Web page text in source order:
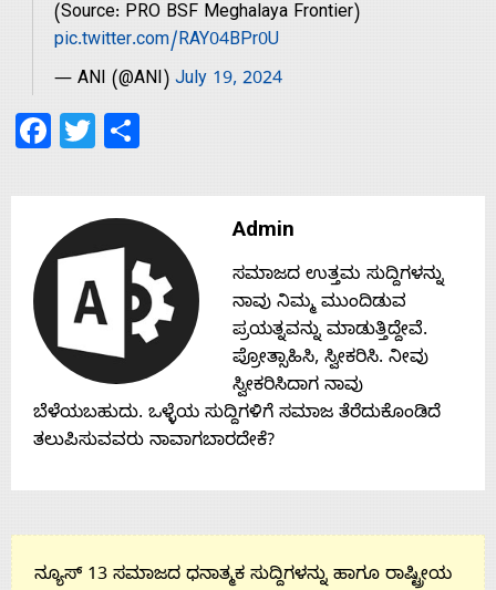
Contact
Us
(Source: PRO BSF Meghalaya Frontier)
pic.twitter.com/RAY04BPr0U
— ANI (@ANI)July 19, 2024
Facebook
Twitter
Admin
ಸಮಾಜದ ಉತ್ತಮ ಸುದ್ದಿಗಳನ್ನು
ನಾವು ನಿಮ್ಮ ಮುಂದಿಡುವ
ಪ್ರಯತ್ನವನ್ನು ಮಾಡುತ್ತಿದ್ದೇವೆ.
ಪ್ರೋತ್ಸಾಹಿಸಿ, ಸ್ವೀಕರಿಸಿ. ನೀವು
ಸ್ವೀಕರಿಸಿದಾಗ ನಾವು
ಬೆಳೆಯಬಹುದು. ಒಳ್ಳೆಯ ಸುದ್ದಿಗಳಿಗೆ ಸಮಾಜ ತೆರೆದುಕೊಂಡಿದೆ
ತಲುಪಿಸುವವರು ನಾವಾಗಬಾರದೇಕೆ?
ನ್ಯೂಸ್ 13 ಸಮಾಜದ ಧನಾತ್ಮಕ ಸುದ್ದಿಗಳನ್ನು ಹಾಗೂ ರಾಷ್ಟ್ರೀಯ